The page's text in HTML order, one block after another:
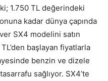
1.750 TL değerindeki
kadar dünya çapında
SX4 modelini satın
başlayan fiyatlarla
benzin ve dizele
sağlıyor. SX4’te